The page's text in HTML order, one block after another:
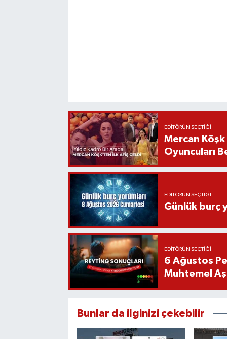
EDITÖRÜN SEÇTIĞI
Mercan Köşk
Oyuncuları
EDITÖRÜN SEÇTIĞI
Günlük burç
EDITÖRÜN SEÇTIĞI
6 Ağustos
Muhtemel
Bunlar da ilginizi çekebilir